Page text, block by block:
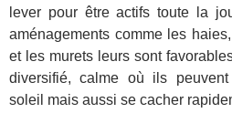
lever pour être actifs toute la
aménagements comme les
et les murets leurs sont
diversifié, calme où ils peuvent
soleil mais aussi se cacher